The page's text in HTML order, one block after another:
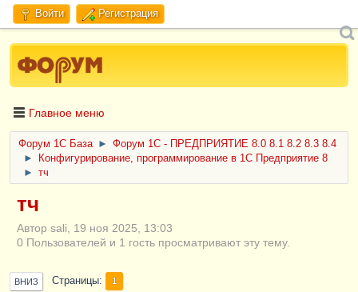
Войти Регистрация
Главное меню
Форум 1C База ►
Форум 1С - ПРЕДПРИЯТИЕ 8.0 8.1 8.2 8.3 8.4
►
Конфигурирование, программирование в 1С Предприятие 8
►
тч
тч
Автор sali, 19 ноя 2025, 13:03
0 Пользователей и 1 гость просматривают эту тему.
ВНИЗ Страницы 1